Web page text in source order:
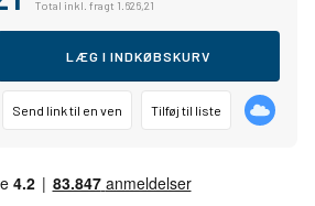
Total inkl. fragt 1.626,21
LÆG I INDKØBSKURV
Send link til en ven Tilføj til liste